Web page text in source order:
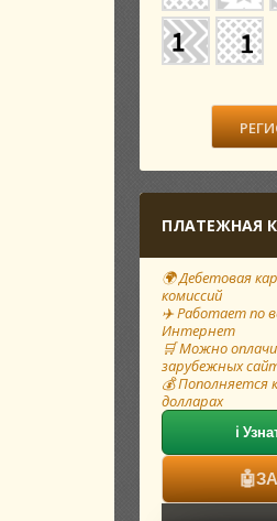
ПЛАТЕЖНАЯ
🌍 Дебетовая
комиссий
✈️ Работает по
Интернет
🛒 Можно
зарубежных
💰 Пополняется
долларах
ℹ️
🤖